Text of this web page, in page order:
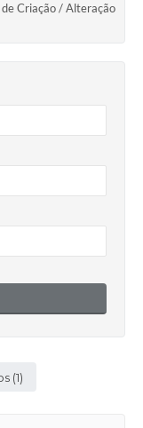
Criação / Alteração
(1)